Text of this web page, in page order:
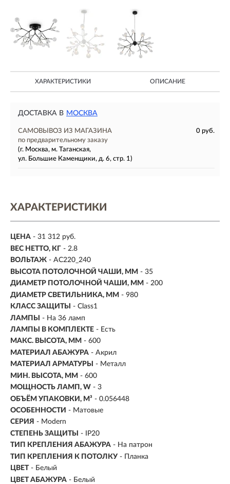
ХАРАКТЕРИСТИКИ ОПИСАНИЕ
ДОСТАВКА В МОСКВА
САМОВЫВОЗ ИЗ МАГАЗИНА
0 руб.
по предварительному заказу
(г. Москва, м. Таганская,
ул. Большие Каменщики, д. 6, стр. 1)
ХАРАКТЕРИСТИКИ
ЦЕНА - 31 312 руб.
ВЕС НЕТТО, КГ - 2.8
ВОЛЬТАЖ - AC220_240
ВЫСОТА ПОТОЛОЧНОЙ ЧАШИ, ММ - 35
ДИАМЕТР ПОТОЛОЧНОЙ ЧАШИ, ММ - 200
ДИАМЕТР СВЕТИЛЬНИКА, ММ - 980
КЛАСС ЗАЩИТЫ
- Class1
ЛАМПЫ
- На 36 ламп
ЛАМПЫ В КОМПЛЕКТЕ - Есть
МАКС. ВЫСОТА, ММ - 600
МАТЕРИАЛ АБАЖУРА - Акрил
МАТЕРИАЛ АРМАТУРЫ
- Металл
МИН. ВЫСОТА, ММ - 600
МОЩНОСТЬ ЛАМП, W - 3
ОБЪЁМ УПАКОВКИ, М³ - 0.056448
ОСОБЕННОСТИ - Матовые
СЕРИЯ - Modern
СТЕПЕНЬ ЗАЩИТЫ
- IP20
ТИП КРЕПЛЕНИЯ АБАЖУРА - На патрон
ТИП КРЕПЛЕНИЯ К ПОТОЛКУ - Планка
ЦВЕТ - Белый
ЦВЕТ АБАЖУРА - Белый